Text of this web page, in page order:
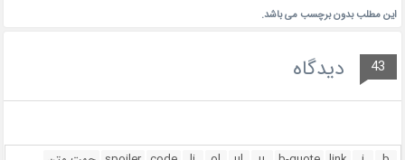
این مطلب بدون برچسب می باشد.
43 دیدگاه